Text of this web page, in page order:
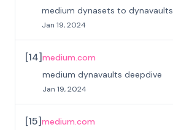
medium dynasets to dynavaults
Jan 19, 2024
[14]medium.com
medium dynavaults deepdive
Jan 19, 2024
[15]medium.com